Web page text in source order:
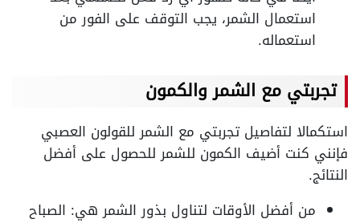
استعمال الشمر، يجب التوقف على الفور من
استعماله.
تجربتي مع الشمر والكمون
استكمالا لتفاصيل تجربتي مع الشمر للقولون العصبي
فإنني كنت أضيف الكمون للشمر للحصول على أفضل
النتائج.
من أفضل الأوقات لتناول بذور الشمر هي: الصباح